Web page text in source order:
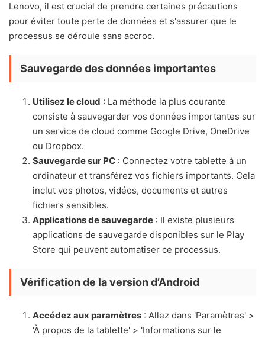
Lenovo, il est crucial de prendre certaines précautions
pour éviter toute perte de données et s'assurer que le
processus se déroule sans accroc.
Sauvegarde des données importantes
Utilisez le cloud : La méthode la plus courante
consiste à sauvegarder vos données importantes sur
un service de cloud comme Google Drive, OneDrive
ou Dropbox.
Sauvegarde sur PC : Connectez votre tablette à un
ordinateur et transférez vos fichiers importants. Cela
inclut vos photos, vidéos, documents et autres
fichiers sensibles.
Applications de sauvegarde : Il existe plusieurs
applications de sauvegarde disponibles sur le Play
Store qui peuvent automatiser ce processus.
Vérification de la version d’Android
Accédez aux paramètres : Allez dans 'Paramètres' >
'À propos de la tablette' > 'Informations sur le